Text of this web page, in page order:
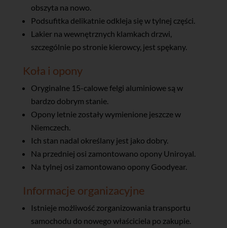
obszyta na nowo.
Podsufitka delikatnie odkleja się w tylnej części.
Lakier na wewnętrznych klamkach drzwi,
szczególnie po stronie kierowcy, jest spękany.
Koła i opony
Oryginalne 15-calowe felgi aluminiowe są w
bardzo dobrym stanie.
Opony letnie zostały wymienione jeszcze w
Niemczech.
Ich stan nadal określany jest jako dobry.
Na przedniej osi zamontowano opony Uniroyal.
Na tylnej osi zamontowano opony Goodyear.
Informacje organizacyjne
Istnieje możliwość zorganizowania transportu
samochodu do nowego właściciela po zakupie.